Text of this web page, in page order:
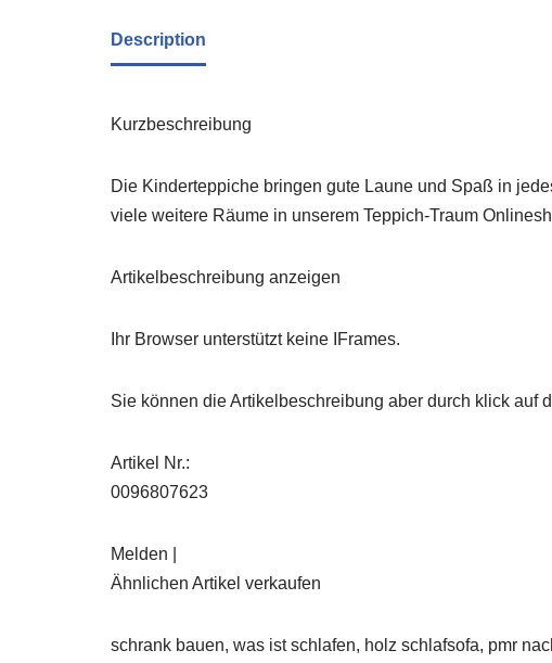
Description
Kurzbeschreibung
Die Kinderteppiche bringen gute Laune und Spaß in
viele weitere Räume in unserem Teppich-Traum
Artikelbeschreibung anzeigen
Ihr Browser unterstützt keine IFrames.
Sie können die Artikelbeschreibung aber durch klick auf
Artikel Nr.:
0096807623
Melden |
Ähnlichen Artikel verkaufen
schrank bauen, was ist schlafen, holz schlafsofa, pmr